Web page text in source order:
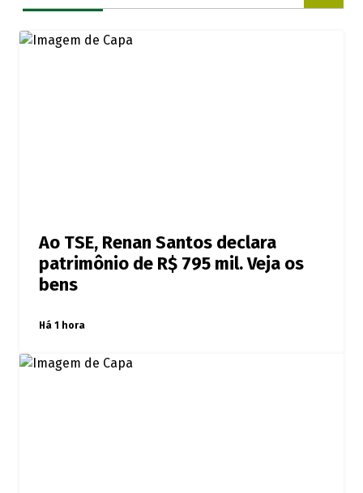
Ao TSE, Renan Santos declara
patrimônio de R$ 795 mil. Veja os
bens
Há 1 hora